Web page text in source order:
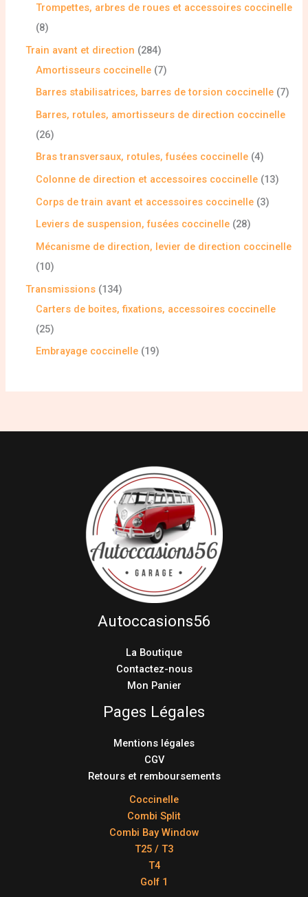
Trompettes, arbres de roues et accessoires coccinelle
8
Train avant et direction
284
Amortisseurs coccinelle 7
Barres stabilisatrices, barres de torsion coccinelle 7
Barres, rotules, amortisseurs de direction coccinelle
26
Bras transversaux, rotules, fusées coccinelle 4
Colonne de direction et accessoires coccinelle 13
Corps de train avant et accessoires coccinelle 3
Leviers de suspension, fusées coccinelle 28
Mécanisme de direction, levier de direction coccinelle
10
Transmissions 134
Carters de boites, fixations, accessoires coccinelle
25
Embrayage coccinelle 19
Autoccasions56
La Boutique
Contactez-nous
Mon Panier
Pages Légales
Mentions légales
CGV
Retours et remboursements
Coccinelle
Combi Split
Combi Bay Window
T25 / T3
T4
Golf 1